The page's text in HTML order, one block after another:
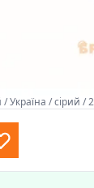
Україна / сірий /